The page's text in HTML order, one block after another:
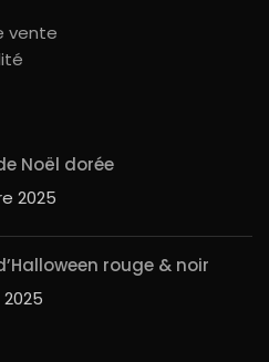
vente
Noël dorée
2025
rouge & noir